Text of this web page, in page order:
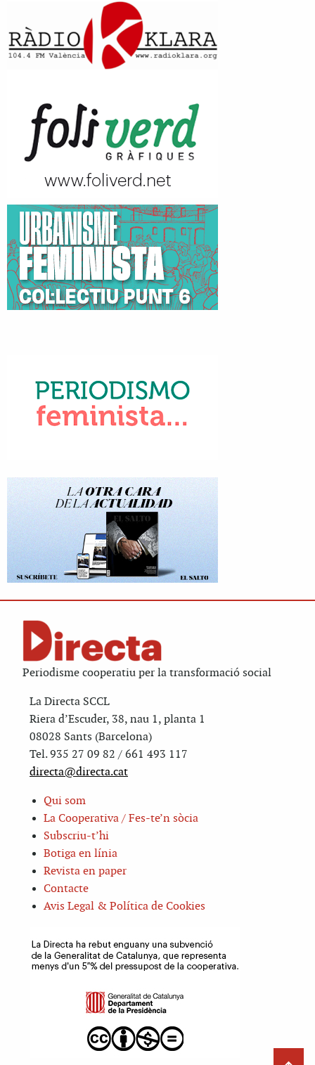
Periodisme cooperatiu per la transformació social
La Directa SCCL
Riera d’Escuder, 38, nau 1, planta 1
08028 Sants (Barcelona)
Tel. 935 27 09 82 / 661 493 117
directa@directa.cat
Qui som
La Cooperativa / Fes-te’n sòcia
Subscriu-t’hi
Botiga en línia
Revista en paper
Contacte
Avis Legal & Política de Cookies